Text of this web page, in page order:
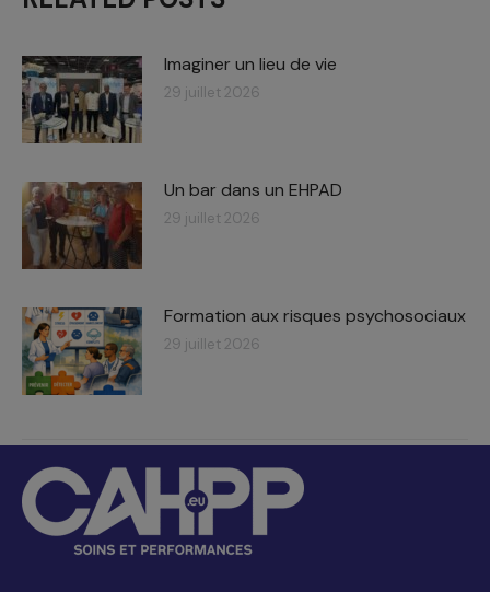
Imaginer un lieu de vie
29 juillet 2026
Un bar dans un EHPAD
29 juillet 2026
Formation aux risques psychosociaux
29 juillet 2026